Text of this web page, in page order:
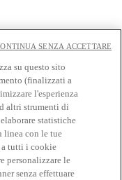
su questo sito
(finalizzati a
l'esperienza
altri strumenti di
statistiche
linea con le tue
a tutti i cookie
personalizzare le
senza effettuare
SENZA ACCETTARE